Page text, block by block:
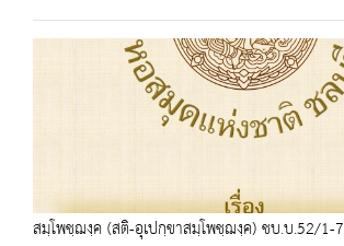
สมฺโพชฺฌงฺค (สติ-อุเปกฺขาสมฺโพชฺฌงฺค) ชบ.บ.52/1-7